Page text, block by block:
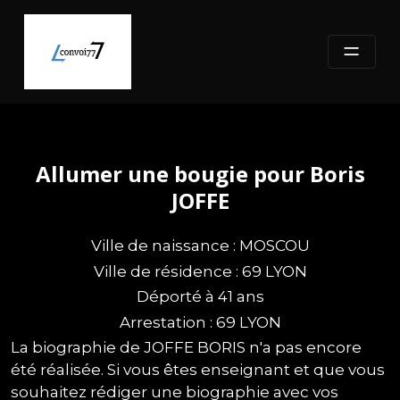
content
Allumer une bougie pour Boris
JOFFE
Ville de naissance : MOSCOU
Ville de résidence : 69 LYON
Déporté à 41 ans
Arrestation : 69 LYON
La biographie de JOFFE BORIS n'a pas encore
été réalisée. Si vous êtes enseignant et que vous
souhaitez rédiger une biographie avec vos